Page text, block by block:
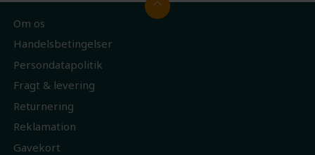
Om os
Handelsbetingelser
Persondatapolitik
Fragt & levering
Returnering
Reklamation
Gavekort